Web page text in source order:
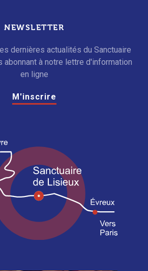
NEWSLETTER
dernières actualités du Sanctuaire
abonnant à notre lettre d'information
en ligne
M'inscrire